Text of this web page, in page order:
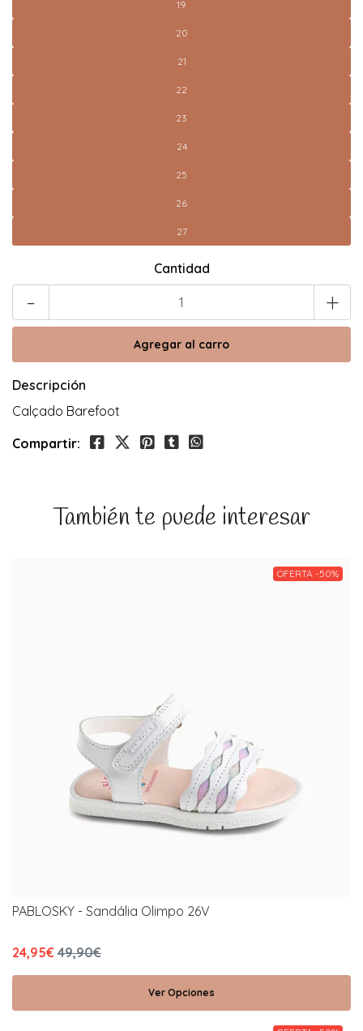
19
20
21
22
23
24
25
26
27
Cantidad
- +
Descripción
Calçado Barefoot
Compartir:
También te puede interesar
OFERTA -50%
PABLOSKY - Sandália Olimpo 26V
24,95€ 49,90€
Ver Opciones